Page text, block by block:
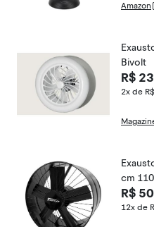
Amazon
Bivolt
R$
2x de
cm
R$
12x de